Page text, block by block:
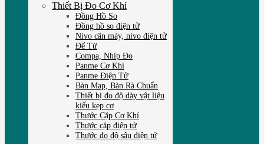
Thiết Bị Đo Cơ Khí
Đồng Hồ So
Đồng hồ so điện tử
Nivo cân máy, nivo điện tử
Đế Từ
Compa, Nhíp Đo
Panme Cơ Khí
Panme Điện Tử
Bàn Map, Bàn Rà Chuẩn
Thiết bị đo độ dày vật liệu
kiểu kẹp cơ
Thước Cặp Cơ Khí
Thước cặp điện tử
Thước đo độ sâu điện tử